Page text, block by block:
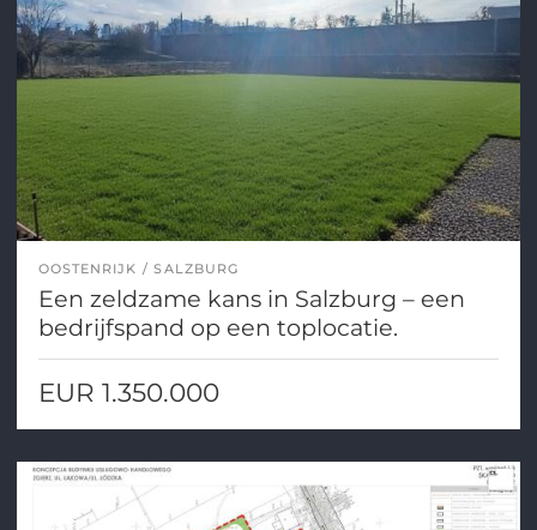
OOSTENRIJK SALZBURG
Een zeldzame kans in Salzburg – een
bedrijfspand op een toplocatie.
EUR 1.350.000